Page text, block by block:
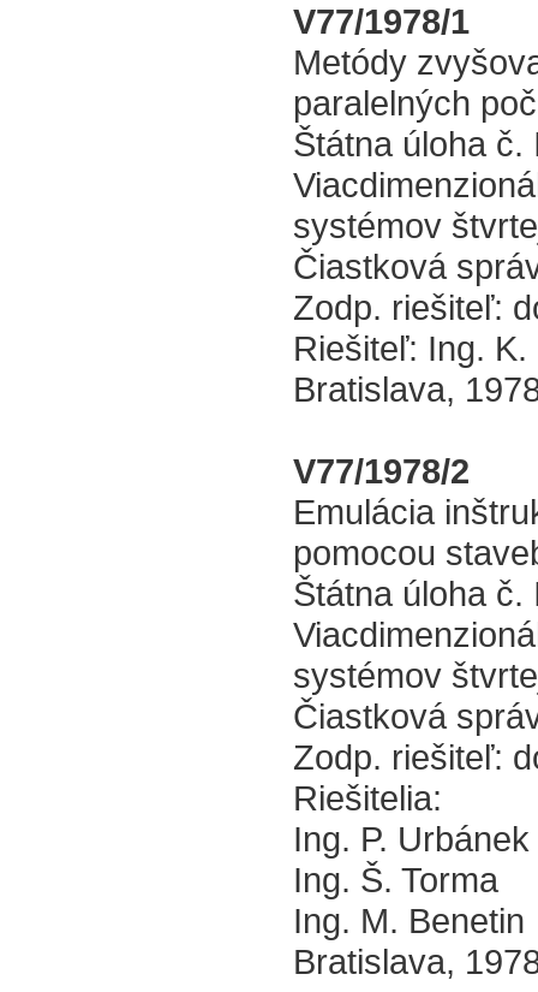
V77/1978/1
Metódy
paralelných
Štátna úloha č.
systémov
Čiastková
Zodp. riešiteľ:
Riešiteľ: Ing. K.
Bratislava,
V77/1978/2
Emulácia
pomocou
Štátna úloha č.
systémov
Čiastková
Zodp. riešiteľ:
Riešitelia:
Ing. P. Urbánek
Ing. Š. Torma
Ing. M. Benetin
Bratislava,